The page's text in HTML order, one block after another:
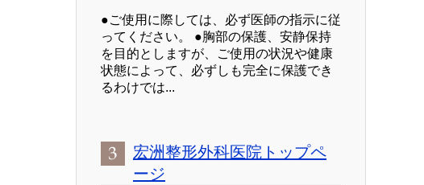
●ご使用に際しては、必ず医師の指示に従
ってください。 ●胸部の保護、安静保持
を目的としますが、ご使用の状況や健康
状態によって、必ずしも完全に保護でき
るわけでは...
宏洲整形外科医院トップペ
ージ